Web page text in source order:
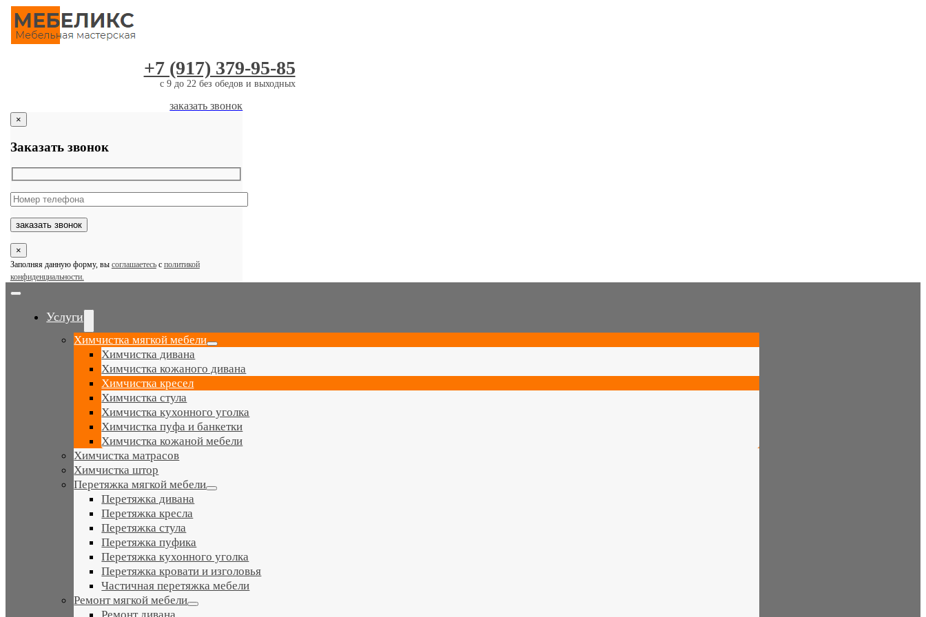
Skip
content
+7 (917) 379-95-85
c 9 до 22 без обедов и выходных
заказать звонок
×
Заказать звонок
×
Заполняя данную форму, вы соглашаетесьс политикой
конфиденциальности.
Toggle
Услуги
Химчистка мягкой мебели
Химчистка дивана
Химчистка кожаного дивана
Химчистка кресел
Химчистка стула
Химчистка кухонного уголка
Химчистка пуфа и банкетки
Химчистка кожаной мебели
Химчистка матрасов
Химчистка штор
Перетяжка мягкой мебели
Перетяжка дивана
Перетяжка кресла
Перетяжка стула
Перетяжка пуфика
Перетяжка кухонного уголка
Перетяжка кровати и изголовья
Частичная перетяжка мебели
Ремонт мягкой мебели